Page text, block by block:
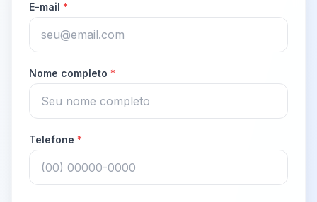
E-mail *
Nome completo *
Telefone *